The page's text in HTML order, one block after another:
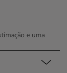
e uma